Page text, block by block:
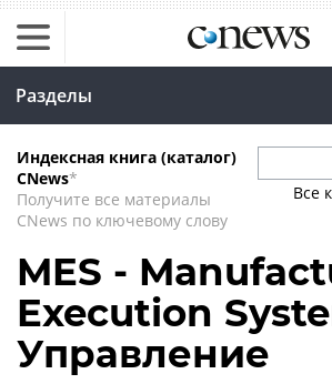
Разделы
Индексная книга (каталог)
CNews*
Получите все материалы
CNews по ключевому слову
Все
MES -
Execution
Управление